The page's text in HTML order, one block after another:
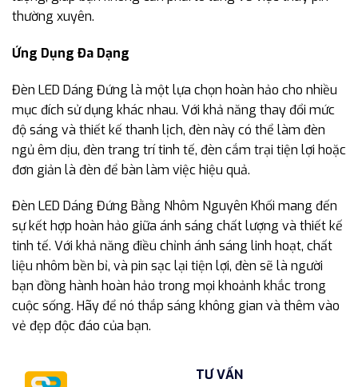
thường xuyên.
Ứng Dụng Đa Dạng
Đèn LED Dáng Đứng là một lựa chọn hoàn hảo cho nhiều
mục đích sử dụng khác nhau. Với khả năng thay đổi mức
độ sáng và thiết kế thanh lịch, đèn này có thể làm đèn
ngủ êm dịu, đèn trang trí tinh tế, đèn cắm trại tiện lợi hoặc
đơn giản là đèn để bàn làm việc hiệu quả.
Đèn LED Dáng Đứng Bằng Nhôm Nguyên Khối mang đến
sự kết hợp hoàn hảo giữa ánh sáng chất lượng và thiết kế
tinh tế. Với khả năng điều chỉnh ánh sáng linh hoạt, chất
liệu nhôm bền bỉ, và pin sạc lại tiện lợi, đèn sẽ là người
bạn đồng hành hoàn hảo trong mọi khoảnh khắc trong
cuộc sống. Hãy để nó thắp sáng không gian và thêm vào
vẻ đẹp độc đáo của bạn.
TƯ VẤN